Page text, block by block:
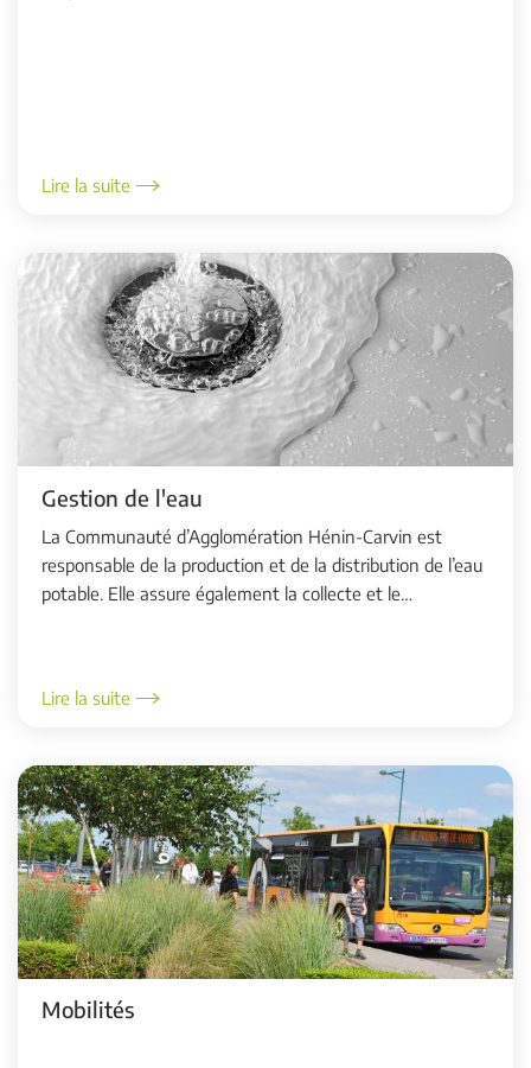
Lire la suite
Gestion de l'eau
La Communauté d’Agglomération Hénin-Carvin est
responsable de la production et de la distribution de l’eau
potable. Elle assure également la collecte et le
Lire la suite
Mobilités